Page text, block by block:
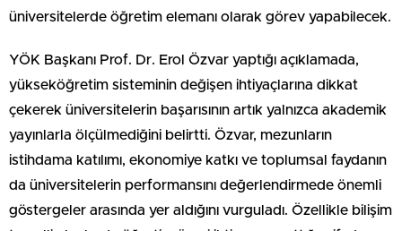
üniversitelerde öğretim elemanı olarak görev yapabilecek.
YÖK Başkanı Prof. Dr. Erol Özvar yaptığı açıklamada,
yükseköğretim sisteminin değişen ihtiyaçlarına dikkat
çekerek üniversitelerin başarısının artık yalnızca akademik
yayınlarla ölçülmediğini belirtti. Özvar, mezunların
istihdama katılımı, ekonomiye katkı ve toplumsal faydanın
da üniversitelerin performansını değerlendirmede önemli
göstergeler arasında yer aldığını vurguladı. Özellikle bilişim